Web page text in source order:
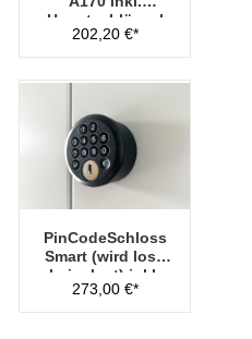
Hauptschlüssel
Typ 1
202,20 €*
PinCodeSchloss
Smart (wird lose
beigelegt) inkl.
Managementschl
üssel
273,00 €*